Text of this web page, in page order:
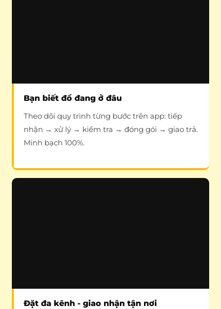
Bạn biết đồ đang ở đâu
Theo dõi quy trình từng bước trên app: tiếp
nhận → xử lý → kiểm tra → đóng gói → giao trả.
Minh bạch 100%.
Đặt đa kênh - giao nhận tận nơi